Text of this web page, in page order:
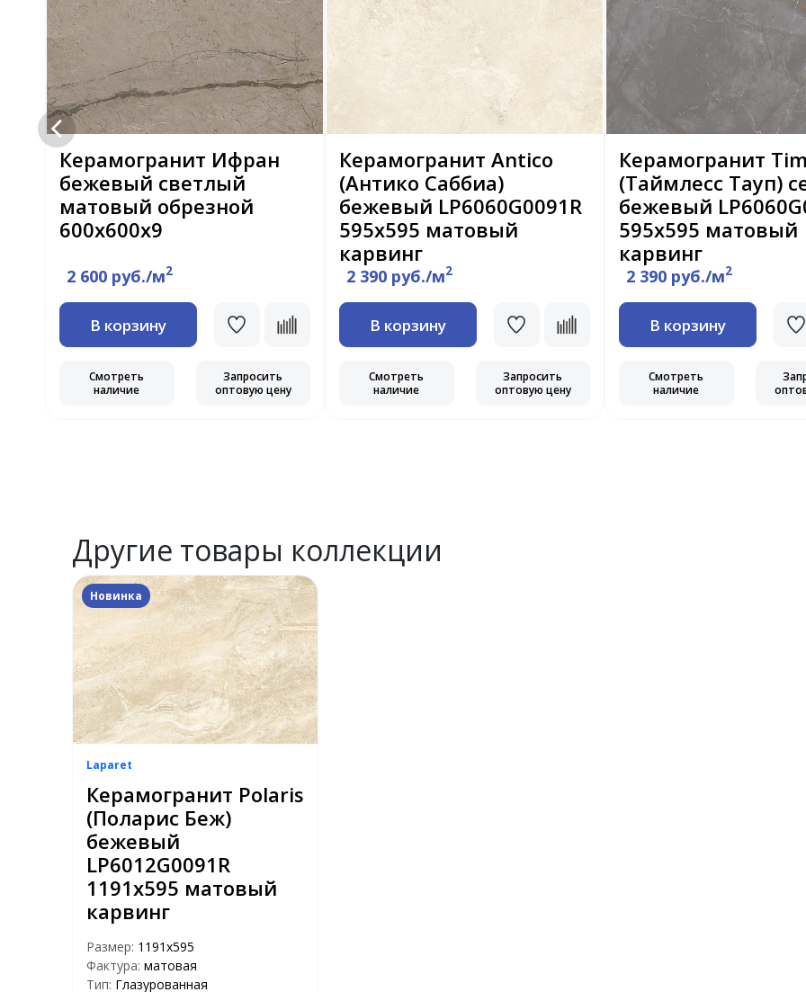
Керамогранит Ифран
бежевый светлый
матовый обрезной
600x600x9
2 600 руб./м2
В корзину
Смотреть
наличие
Запросить
оптовую цену
Керамогранит Antico
(Антико Саббиа)
бежевый LP6060G0091R
595х595 матовый
карвинг
2 390 руб./м2
В корзину
Смотреть
наличие
Запросить
оптовую цену
Керамогранит
(Таймлесс Тауп)
бежевый
595х595 матовый
карвинг
2 390 руб./м2
В корзину
Смотреть
наличие
Другие товары коллекции
Новинка
Laparet
Керамогранит Polaris
(Поларис Беж)
бежевый
LP6012G0091R
1191х595 матовый
карвинг
Размер: 1191x595
Фактура: матовая
Тип: Глазурованная